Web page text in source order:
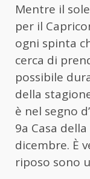
Mentre il
per il
ogni spinta
cerca di
possibile
della
è nel segno
9a Casa
dicembre. È
riposo sono